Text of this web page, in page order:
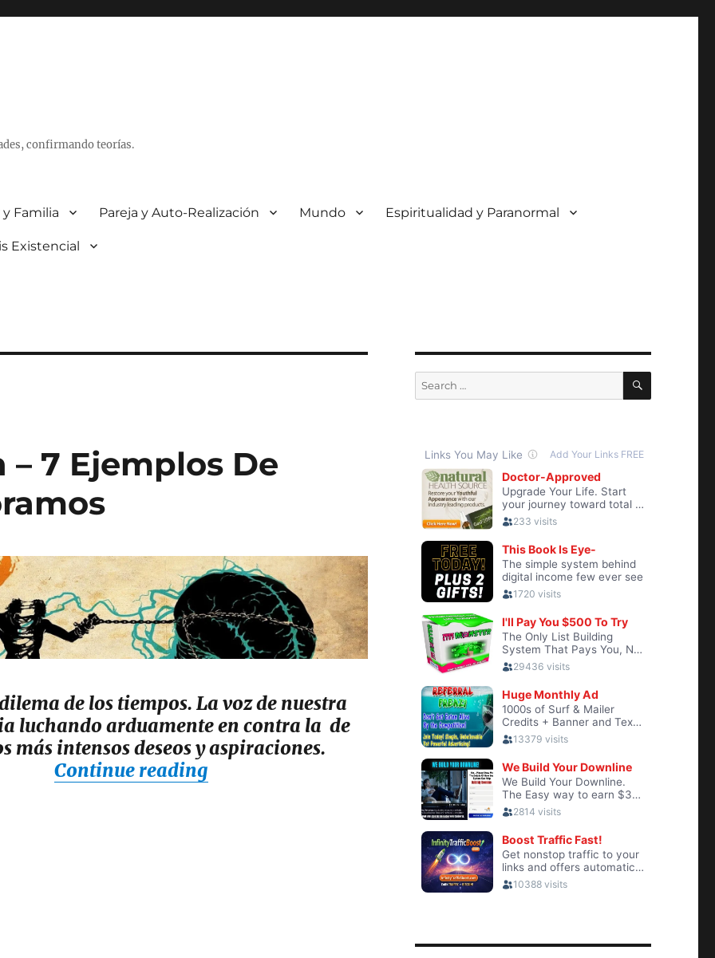
confirmando teorías.
Familia Pareja y Auto-Realización Mundo Espiritualidad y Paranormal
Existencial
– 7 Ejemplos De
de los tiempos. La voz de nuestra
luchando arduamente en contra la de
más intensos deseos y aspiraciones.
Continue reading “Corazón vs. Razón – 7 Ejemplos De Cómo Nos
Search
for:
SEARCH